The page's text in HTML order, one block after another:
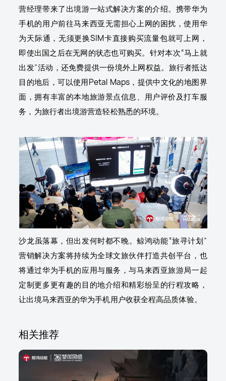
营经理带来了出境游一站式解决方案的介绍。携带华为
手机的用户前往马来西亚无需担心上网的困扰，使用华
为天际通，无须更换SIM卡直接购买流量包就可上网，
即使出国之后在无网的状态也可购买。针对本次“马上就
出发”活动，还免费提供一份境外上网权益。旅行者抵达
目的地后，可以使用Petal Maps，提供中文化的地图界
面，拥有丰富的本地旅游景点信息、用户评价及打车服
务，为旅行者出境游营造轻松熟悉的环境。
沙龙虽落幕，但出发何时都不晚。鲸鸿动能“旅寻计划”
营销解决方案将持续为全球文旅伙伴打造共创平台，也
将通过华为手机的应用与服务，与马来西亚旅游局一起
定制更多更有趣的目的地介绍和精彩纷呈的行程攻略，
让出境马来西亚的华为手机用户收获全程高品质体验。
相关推荐